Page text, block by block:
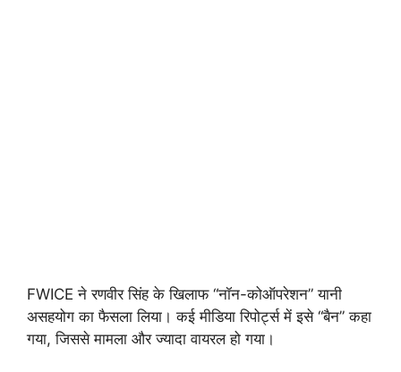
FWICE ने रणवीर सिंह के खिलाफ “नॉन-कोऑपरेशन” यानी
असहयोग का फैसला लिया। कई मीडिया रिपोर्ट्स में इसे “बैन” कहा
गया, जिससे मामला और ज्यादा वायरल हो गया।